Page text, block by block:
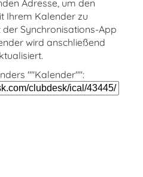
Adresse, um den
Ihrem Kalender zu
der Synchronisations-App
wird anschließend
""Kalender"":